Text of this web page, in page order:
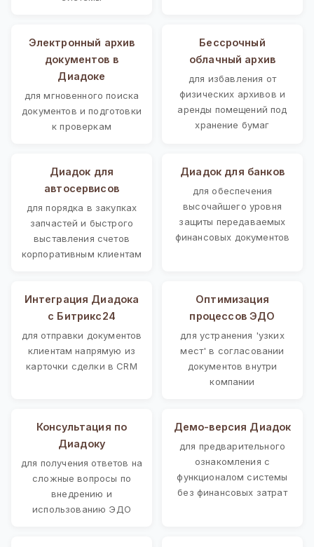
Электронный архив
документов в
Диадоке
для мгновенного поиска
документов и подготовки
к проверкам
Бессрочный
облачный архив
для избавления от
физических архивов и
аренды помещений под
хранение бумаг
Диадок для
автосервисов
для порядка в закупках
запчастей и быстрого
выставления счетов
корпоративным клиентам
Диадок для банков
для обеспечения
высочайшего уровня
защиты передаваемых
финансовых документов
Интеграция Диадока
с Битрикс24
для отправки документов
клиентам напрямую из
карточки сделки в CRM
Оптимизация
процессов ЭДО
для устранения 'узких
мест' в согласовании
документов внутри
компании
Консультация по
Диадоку
для получения ответов на
сложные вопросы по
внедрению и
использованию ЭДО
Демо-версия Диадок
для предварительного
ознакомления с
функционалом системы
без финансовых затрат